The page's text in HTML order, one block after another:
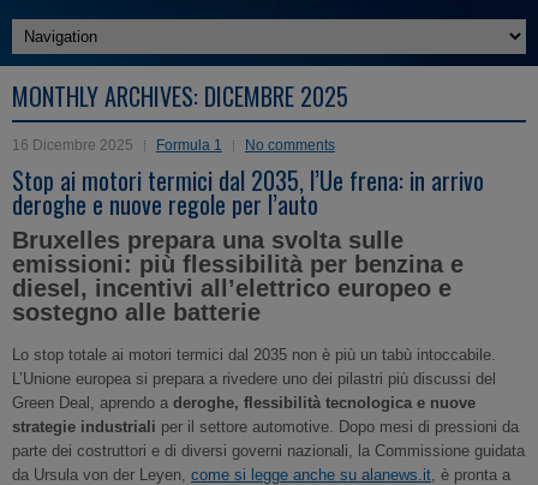
MONTHLY ARCHIVES: DICEMBRE 2025
16 Dicembre 2025 Formula 1 No comments
Stop ai motori termici dal 2035, l’Ue frena: in arrivo
deroghe e nuove regole per l’auto
Bruxelles prepara una svolta sulle
emissioni: più flessibilità per benzina e
diesel, incentivi all’elettrico europeo e
sostegno alle batterie
Lo stop totale ai motori termici dal 2035 non è più un tabù intoccabile.
L’Unione europea si prepara a rivedere uno dei pilastri più discussi del
Green Deal, aprendo a deroghe, flessibilità tecnologica e nuove
strategie industriali per il settore automotive. Dopo mesi di pressioni da
parte dei costruttori e di diversi governi nazionali, la Commissione guidata
da Ursula von der Leyen, come si legge anche su alanews.it, è pronta a